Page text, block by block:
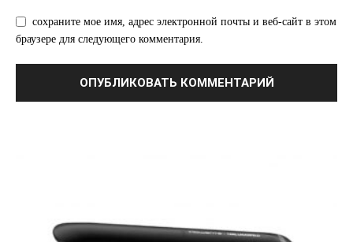
сохраните мое имя, адрес электронной почты и веб-сайт в этом
браузере для следующего комментария.